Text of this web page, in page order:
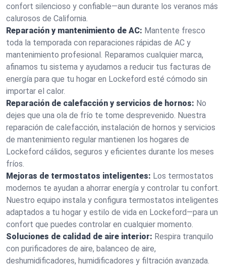
confort silencioso y confiable—aun durante los veranos más
calurosos de California.
Reparación y mantenimiento de AC: Mantente fresco
toda la temporada con reparaciones rápidas de AC y
mantenimiento profesional. Reparamos cualquier marca,
afinamos tu sistema y ayudamos a reducir tus facturas de
energía para que tu hogar en Lockeford esté cómodo sin
importar el calor.
Reparación de calefacción y servicios de hornos: No
dejes que una ola de frío te tome desprevenido. Nuestra
reparación de calefacción, instalación de hornos y servicios
de mantenimiento regular mantienen los hogares de
Lockeford cálidos, seguros y eficientes durante los meses
fríos.
Mejoras de termostatos inteligentes: Los termostatos
modernos te ayudan a ahorrar energía y controlar tu confort.
Nuestro equipo instala y configura termostatos inteligentes
adaptados a tu hogar y estilo de vida en Lockeford—para un
confort que puedes controlar en cualquier momento.
Soluciones de calidad de aire interior: Respira tranquilo
con purificadores de aire, balanceo de aire,
deshumidificadores, humidificadores y filtración avanzada.